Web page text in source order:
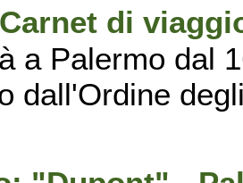
di
a Palermo dal
dall'Ordine